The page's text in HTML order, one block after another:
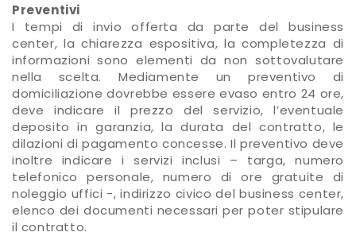
Preventivi
I tempi di invio offerta da parte del business
center, la chiarezza espositiva, la completezza di
informazioni sono elementi da non sottovalutare
nella scelta. Mediamente un preventivo di
domiciliazione dovrebbe essere evaso entro 24 ore,
deve indicare il prezzo del servizio, l’eventuale
deposito in garanzia, la durata del contratto, le
dilazioni di pagamento concesse. Il preventivo deve
inoltre indicare i servizi inclusi – targa, numero
telefonico personale, numero di ore gratuite di
noleggio uffici -, indirizzo civico del business center,
elenco dei documenti necessari per poter stipulare
il contratto.